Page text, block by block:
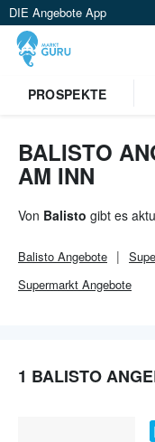
DIE Angebote App
PROSPEKTE
BALISTO
AM INN
Von Balisto gibt es
Balisto Angebote
Supermarkt Angebote
1 BALISTO